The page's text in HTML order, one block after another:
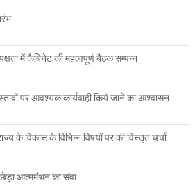
में कैबिनेट की महत्वपूर्ण बैठक सम्पन्न
पर आवश्यक कार्यवाही किये जाने का आश्वासन
के विकास के विभिन्न विषयों पर की विस्तृत चर्चा
छेड़ा आत्ममंथन का संवा